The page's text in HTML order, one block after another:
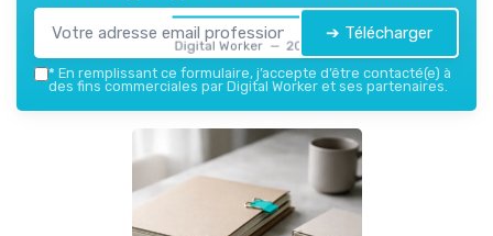
Digital Worker — 2026
➔ Télécharger
* En remplissant ce formulaire, j’accepte d’être contacté(e) à
des fins commerciales par Digital Worker et ses partenaires.